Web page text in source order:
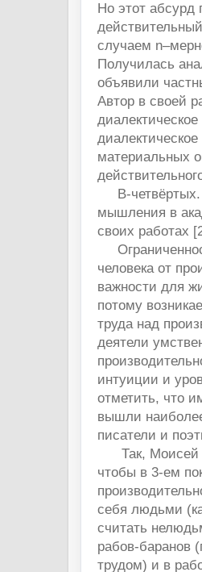
Но этот абсурд
случаем
Получилась
объявили
Автор в своей
материальных
В-четвёртых.
мышления в
своих работах
человека от
важности для
потому
труда над
деятели
интуиции и
отметить, что
вышли
писатели и
Так, Моисей
чтобы в 3-ем
себя людьми
считать
рабов-баранов
трудом) и в